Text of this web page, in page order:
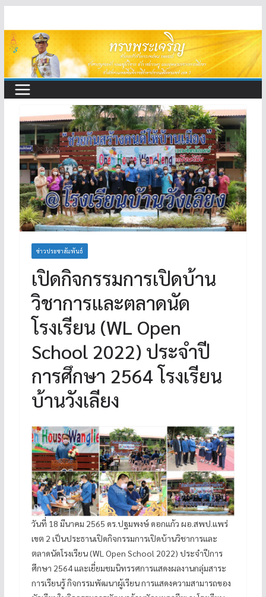
to
content
ข่าวประชาสัมพันธ์
เปิดกิจกรรมการเปิดบ้าน
วิชาการและตลาดนัด
โรงเรียน (WL Open
School 2022) ประจำปี
การศึกษา 2564 โรงเรียน
บ้านวังเลียง
วันที่ 18 มีนาคม 2565 ดร.ปฐมพงษ์ ดอกแก้ว ผอ.สพป.แพร่
เขต 2 เป็นประธานเปิดกิจกรรมการเปิดบ้านวิชาการและ
ตลาดนัดโรงเรียน (WL Open School 2022) ประจำปีการ
ศึกษา 2564 และเยี่ยมชมนิทรรศการแสดงผลงานกลุ่มสาระ
การเรียนรู้ กิจกรรมพัฒนาผู้เรียน การแสดงความสามารถของ